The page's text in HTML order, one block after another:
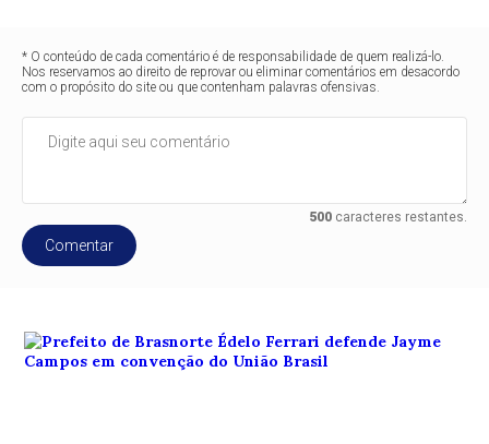
* O conteúdo de cada comentário é de responsabilidade de quem realizá-lo.
Nos reservamos ao direito de reprovar ou eliminar comentários em desacordo
com o propósito do site ou que contenham palavras ofensivas.
500caracteres restantes.
Comentar